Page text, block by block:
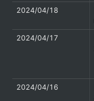
2024/04/18
2024/04/17
2024/04/16